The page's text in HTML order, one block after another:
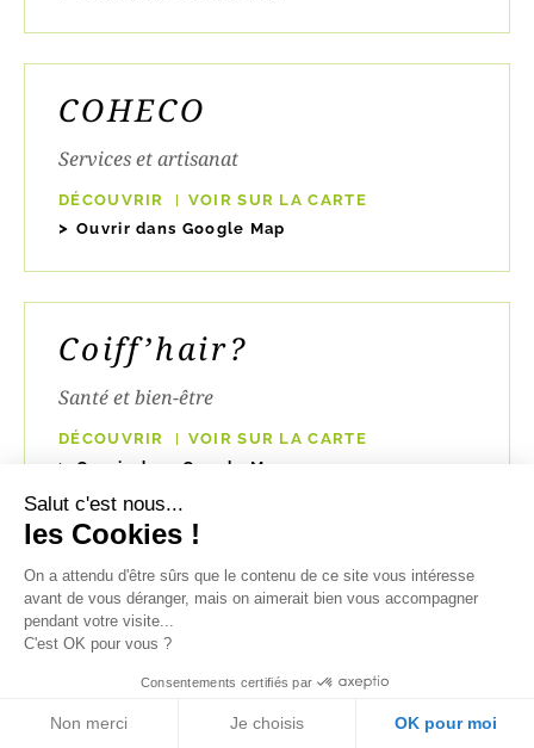
COHECO
Services et artisanat
DÉCOUVRIR
VOIR SUR LA CARTE
Ouvrir dans Google Map
Coiff’hair?
Santé et bien-être
DÉCOUVRIR
VOIR SUR LA CARTE
Ouvrir dans Google Map
Coiff’House
Services et artisanat
DÉCOUVRIR
VOIR SUR LA CARTE
Salut c'est nous...
les Cookies !
On a attendu d'être sûrs que le contenu de ce site vous intéresse
avant de vous déranger, mais on aimerait bien vous accompagner
pendant votre visite...
C'est OK pour vous ?
Consentements certifiés par
Non merci Je choisis OK pour moi